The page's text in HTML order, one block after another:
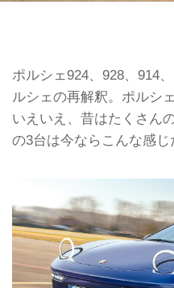
ポルシェ924、928、914
ルシェの再解釈。ポルシ
いえいえ、昔はたくさん
の3台は今ならこんな感じ